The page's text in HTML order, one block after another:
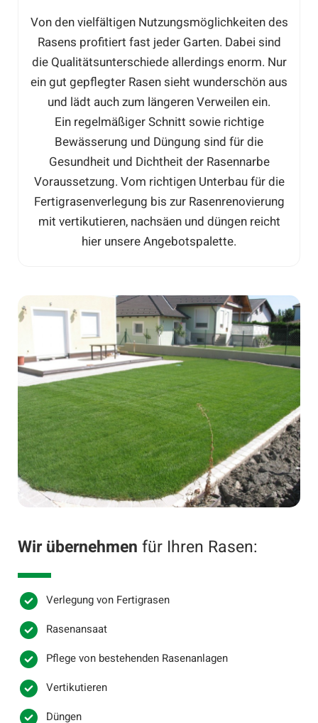
Von den vielfältigen Nutzungsmöglichkeiten des
Rasens profitiert fast jeder Garten. Dabei sind
die Qualitätsunterschiede allerdings enorm. Nur
ein gut gepflegter Rasen sieht wunderschön aus
und lädt auch zum längeren Verweilen ein.
Ein regelmäßiger Schnitt sowie richtige
Bewässerung und Düngung sind für die
Gesundheit und Dichtheit der Rasennarbe
Voraussetzung. Vom richtigen Unterbau für die
Fertigrasenverlegung bis zur Rasenrenovierung
mit vertikutieren, nachsäen und düngen reicht
hier unsere Angebotspalette.
Wir übernehmen für Ihren Rasen:
Verlegung von Fertigrasen
Rasenansaat
Pflege von bestehenden Rasenanlagen
Vertikutieren
Düngen